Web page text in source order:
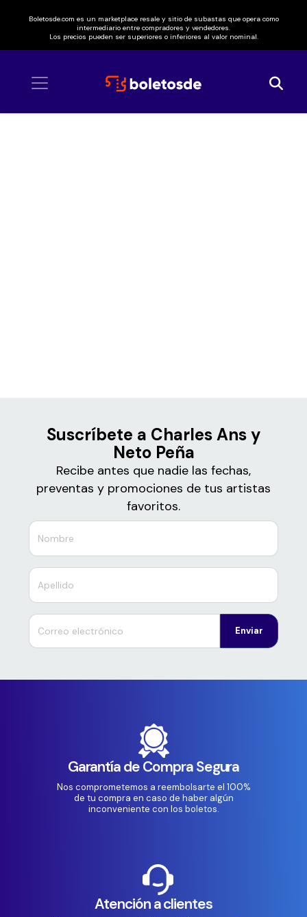
Boletosde.com es un marketplace resale y sitio de subastas que opera como
intermediario entre compradores y vendedores.
Los precios pueden ser superiores o inferiores al valor nominal.
Suscríbete a Charles Ans y
Neto Peña
Recibe antes que nadie las fechas,
preventas y promociones de tus artistas
favoritos.
Enviar
Garantía de Compra Segura
Nos comprometemos a reembolsarte el 100%
de tu compra en caso de haber algún
inconveniente con los boletos.
Atención a clientes